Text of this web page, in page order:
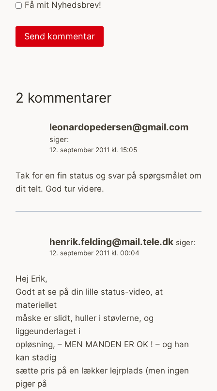
Få mit Nyhedsbrev!
2 kommentarer
leonardopedersen@gmail.com
siger:
12. september 2011 kl. 15:05
Tak for en fin status og svar på spørgsmålet om
dit telt. God tur videre.
henrik.felding@mail.tele.dk siger:
12. september 2011 kl. 00:04
Hej Erik,
Godt at se på din lille status-video, at
materiellet
måske er slidt, huller i støvlerne, og
liggeunderlaget i
opløsning, – MEN MANDEN ER OK ! – og han
kan stadig
sætte pris på en lækker lejrplads (men ingen
piger på